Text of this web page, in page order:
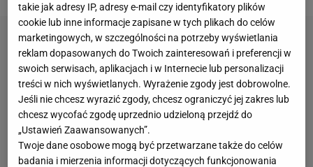
takie jak adresy IP, adresy e-mail czy identyfikatory plików
cookie lub inne informacje zapisane w tych plikach do celów
marketingowych, w szczególności na potrzeby wyświetlania
reklam dopasowanych do Twoich zainteresowań i preferencji w
swoich serwisach, aplikacjach i w Internecie lub personalizacji
treści w nich wyświetlanych. Wyrażenie zgody jest dobrowolne.
Jeśli nie chcesz wyrazić zgody, chcesz ograniczyć jej zakres lub
chcesz wycofać zgodę uprzednio udzieloną przejdź do
„Ustawień Zaawansowanych”.
Twoje dane osobowe mogą być przetwarzane także do celów
badania i mierzenia informacji dotyczących funkcjonowania